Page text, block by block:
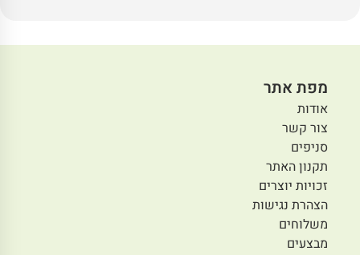
מפת אתר
אודות
צור קשר
סניפים
תקנון האתר
זכויות יוצרים
הצהרת נגישות
משלוחים
מבצעים